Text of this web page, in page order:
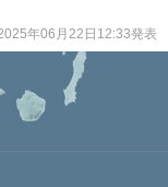
年06月22日12:33発表